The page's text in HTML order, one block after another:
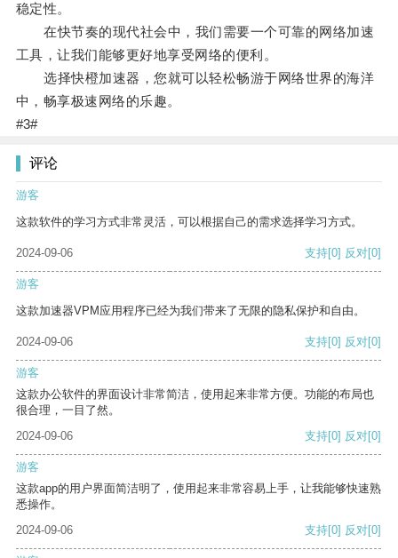
稳定性。
在快节奏的现代社会中，我们需要一个可靠的网络加速
工具，让我们能够更好地享受网络的便利。
选择快橙加速器，您就可以轻松畅游于网络世界的海洋
中，畅享极速网络的乐趣。
#3#
评论
游客
这款软件的学习方式非常灵活，可以根据自己的需求选择学习方式。
2024-09-06 支持[0] 反对[0]
游客
这款加速器VPM应用程序已经为我们带来了无限的隐私保护和自由。
2024-09-06 支持[0] 反对[0]
游客
这款办公软件的界面设计非常简洁，使用起来非常方便。功能的布局也
很合理，一目了然。
2024-09-06
支持[0] 反对[0]
游客
这款app的用户界面简洁明了，使用起来非常容易上手，让我能够快速熟
悉操作。
2024-09-06
支持[0] 反对[0]